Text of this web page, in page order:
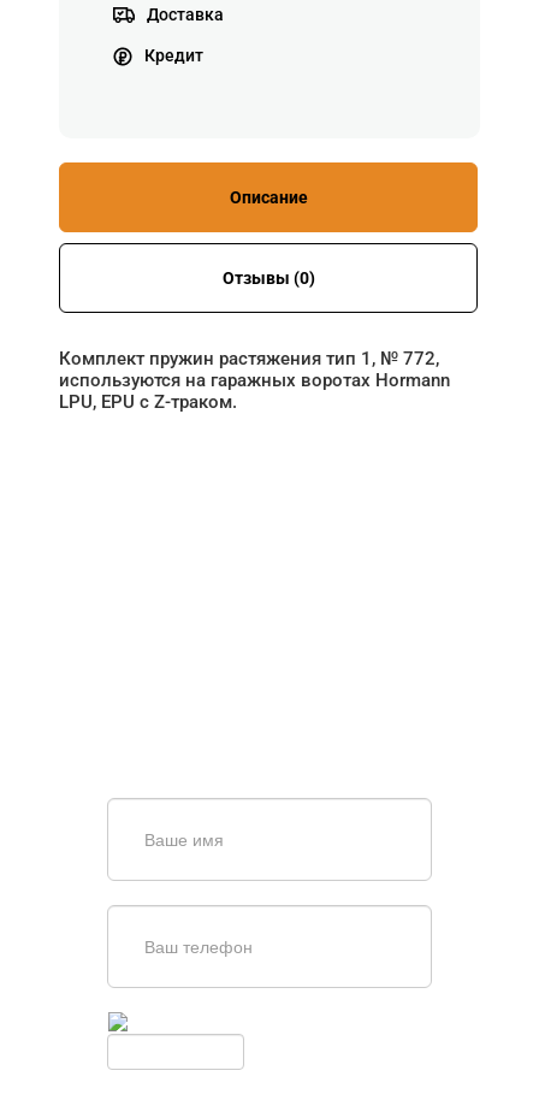
Доставка
Кредит
Описание
Отзывы (0)
Комплект пружин растяжения тип 1, № 772,
используются на гаражных воротах Hormann
LPU, EPU с Z-траком.